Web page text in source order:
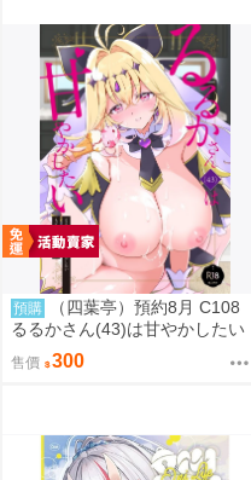
預購
（四葉亭）預約8月 C108
るるかさん(43)は甘やかしたい
もずや紫
售價 300